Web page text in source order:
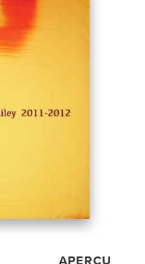
APERÇU